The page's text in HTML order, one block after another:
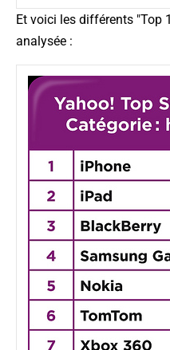
Et voici les différents "Top
analysée :